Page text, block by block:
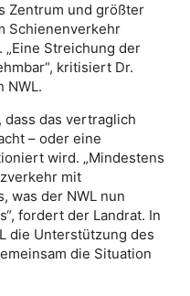
Zentrum und größter
Schienenverkehr
Streichung der
kritisiert Dr.
NWL.
dass das vertraglich
– oder eine
wird. „Mindestens
mit
was der NWL nun
fordert der Landrat. In
die Unterstützung des
die Situation